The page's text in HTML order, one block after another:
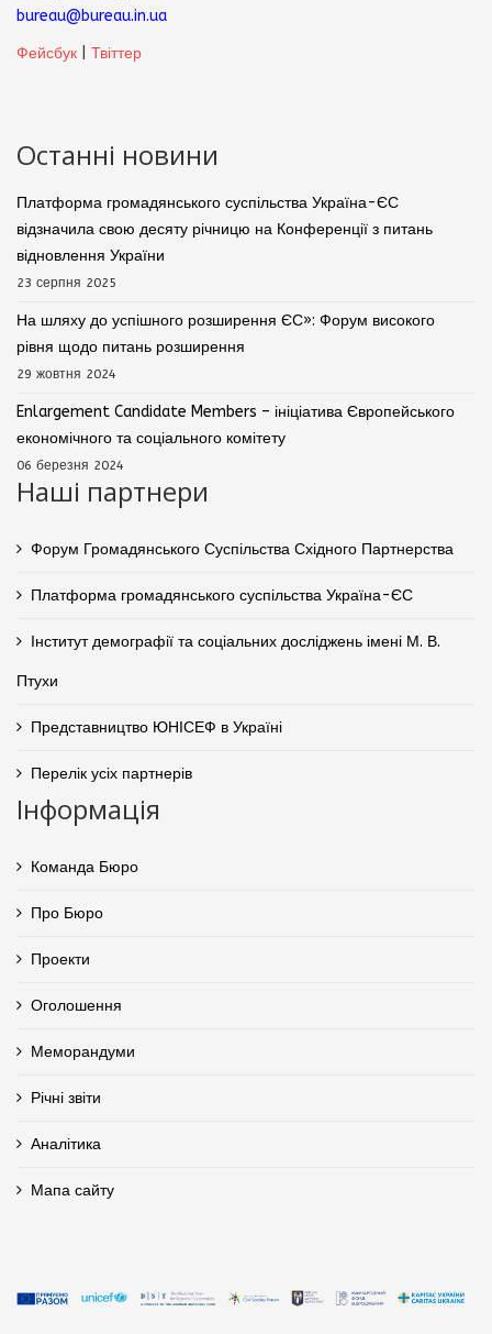
bureau@bureau.in.ua
Фейсбук
Твіттер
Останні новини
Платформа громадянського суспільства Україна-ЄС
відзначила свою десяту річницю на Конференції з питань
відновлення України
23 серпня 2025
На шляху до успішного розширення ЄС»: Форум високого
рівня щодо питань розширення
29 жовтня 2024
Enlargement Candidate Members – ініціатива Європейського
економічного та соціального комітету
06 березня 2024
Наші партнери
Форум Громадянського Суспільства Східного Партнерства
Платформа громадянського суспільства Україна-ЄС
Інститут демографії та соціальних досліджень імені М. В.
Птухи
Представництво ЮНІСЕФ в Україні
Перелік усіх партнерів
Інформація
Команда Бюро
Про Бюро
Проекти
Оголошення
Меморандуми
Річні звіти
Аналітика
Мапа сайту